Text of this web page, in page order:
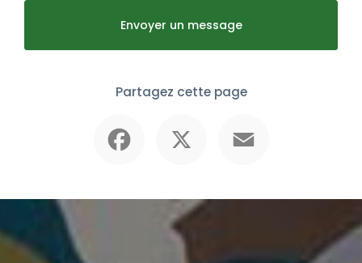
Envoyer un message
Partagez cette page